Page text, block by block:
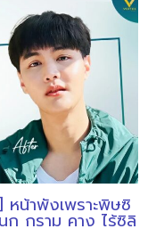
หน้าพังเพราะพิษซิ
กราม คาง ไร้ซิลิ